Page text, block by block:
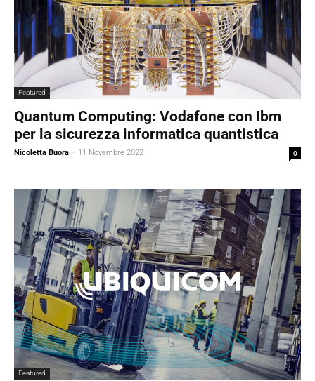
Featured
Quantum Computing: Vodafone con Ibm
per la sicurezza informatica quantistica
Nicoletta Buora - 11 Novembre 2022 0
Featured